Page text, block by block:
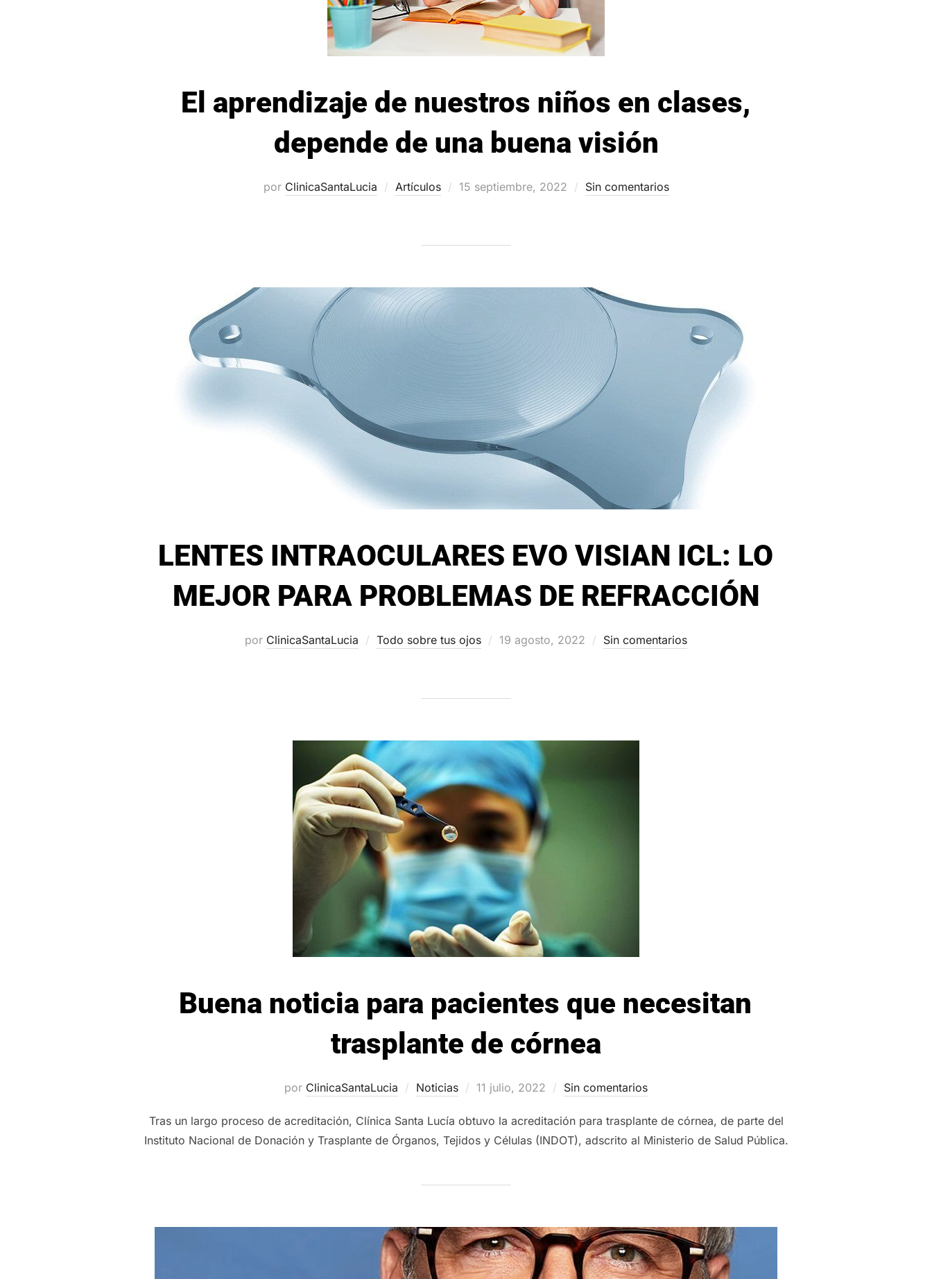
El aprendizaje de nuestros niños en clases,
depende de una buena visión
por ClinicaSantaLucia Artículos
Publicado
15 septiembre, 2022 Sin comentarios
LENTES INTRAOCULARES EVO VISIAN ICL: LO
MEJOR PARA PROBLEMAS DE REFRACCIÓN
por ClinicaSantaLucia Todo sobre tus ojos
Publicado
19 agosto, 2022 Sin comentarios
Buena noticia para pacientes que necesitan
trasplante de córnea
por ClinicaSantaLucia Noticias
Publicado
11 julio, 2022 Sin comentarios
Tras un largo proceso de acreditación, Clínica Santa Lucía obtuvo la acreditación para trasplante de córnea, de parte del
Instituto Nacional de Donación y Trasplante de Órganos, Tejidos y Células (INDOT), adscrito al Ministerio de Salud Pública.